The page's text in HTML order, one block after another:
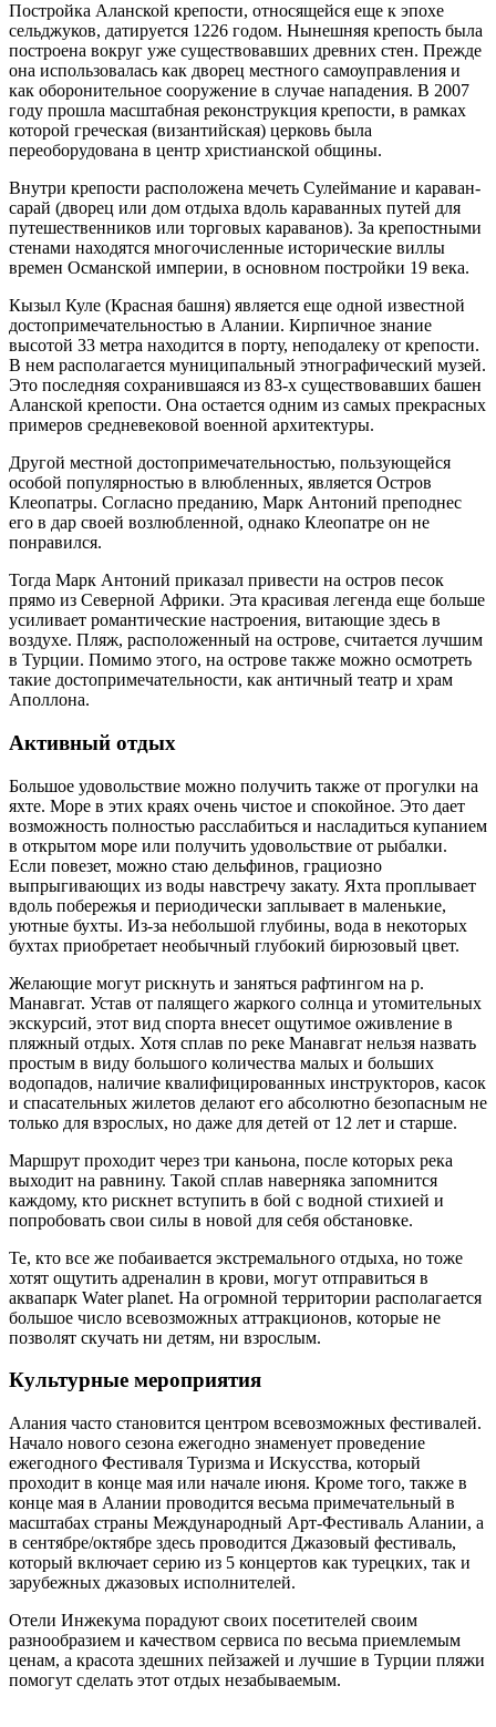
Постройка Аланской крепости, относящейся еще к эпохе
сельджуков, датируется 1226 годом. Нынешняя крепость была
построена вокруг уже существовавших древних стен. Прежде
она использовалась как дворец местного самоуправления и
как оборонительное сооружение в случае нападения. В 2007
году прошла масштабная реконструкция крепости, в рамках
которой греческая (византийская) церковь была
переоборудована в центр христианской общины.
Внутри крепости расположена мечеть Сулеймание и караван-
сарай (дворец или дом отдыха вдоль караванных путей для
путешественников или торговых караванов). За крепостными
стенами находятся многочисленные исторические виллы
времен Османской империи, в основном постройки 19 века.
Кызыл Куле (Красная башня) является еще одной известной
достопримечательностью в Алании. Кирпичное знание
высотой 33 метра находится в порту, неподалеку от крепости.
В нем располагается муниципальный этнографический музей.
Это последняя сохранившаяся из 83-х существовавших башен
Аланской крепости. Она остается одним из самых прекрасных
примеров средневековой военной архитектуры.
Другой местной достопримечательностью, пользующейся
особой популярностью в влюбленных, является Остров
Клеопатры. Согласно преданию, Марк Антоний преподнес
его в дар своей возлюбленной, однако Клеопатре он не
понравился.
Тогда Марк Антоний приказал привести на остров песок
прямо из Северной Африки. Эта красивая легенда еще больше
усиливает романтические настроения, витающие здесь в
воздухе. Пляж, расположенный на острове, считается лучшим
в Турции. Помимо этого, на острове также можно осмотреть
такие достопримечательности, как античный театр и храм
Аполлона.
Активный отдых
Большое удовольствие можно получить также от прогулки на
яхте. Море в этих краях очень чистое и спокойное. Это дает
возможность полностью расслабиться и насладиться купанием
в открытом море или получить удовольствие от рыбалки.
Если повезет, можно стаю дельфинов, грациозно
выпрыгивающих из воды навстречу закату. Яхта проплывает
вдоль побережья и периодически заплывает в маленькие,
уютные бухты. Из-за небольшой глубины, вода в некоторых
бухтах приобретает необычный глубокий бирюзовый цвет.
Желающие могут рискнуть и заняться рафтингом на р.
Манавгат. Устав от палящего жаркого солнца и утомительных
экскурсий, этот вид спорта внесет ощутимое оживление в
пляжный отдых. Хотя сплав по реке Манавгат нельзя назвать
простым в виду большого количества малых и больших
водопадов, наличие квалифицированных инструкторов, касок
и спасательных жилетов делают его абсолютно безопасным не
только для взрослых, но даже для детей от 12 лет и старше.
Маршрут проходит через три каньона, после которых река
выходит на равнину. Такой сплав наверняка запомнится
каждому, кто рискнет вступить в бой с водной стихией и
попробовать свои силы в новой для себя обстановке.
Те, кто все же побаивается экстремального отдыха, но тоже
хотят ощутить адреналин в крови, могут отправиться в
аквапарк Water planet. На огромной территории располагается
большое число всевозможных аттракционов, которые не
позволят скучать ни детям, ни взрослым.
Культурные мероприятия
Алания часто становится центром всевозможных фестивалей.
Начало нового сезона ежегодно знаменует проведение
ежегодного Фестиваля Туризма и Искусства, который
проходит в конце мая или начале июня. Кроме того, также в
конце мая в Алании проводится весьма примечательный в
масштабах страны Международный Арт-Фестиваль Алании, а
в сентябре/октябре здесь проводится Джазовый фестиваль,
который включает серию из 5 концертов как турецких, так и
зарубежных джазовых исполнителей.
Отели Инжекума порадуют своих посетителей своим
разнообразием и качеством сервиса по весьма приемлемым
ценам, а красота здешних пейзажей и лучшие в Турции пляжи
помогут сделать этот отдых незабываемым.